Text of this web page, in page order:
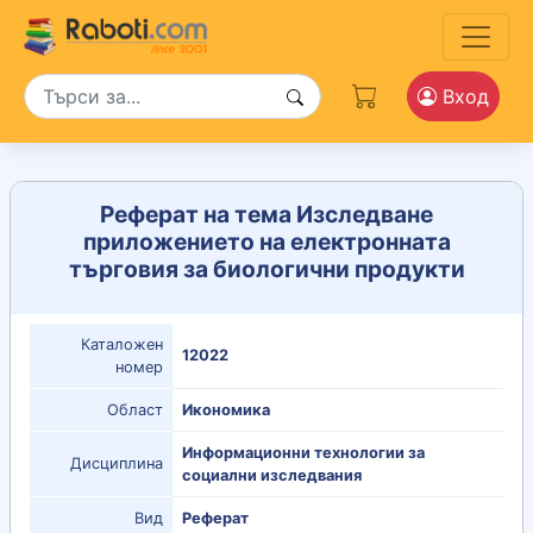
Вход
Реферат на тема Изследване
приложението на електронната
търговия за биологични продукти
Каталожен
номер
12022
Област Икономика
Дисциплина
Информационни технологии за
социални изследвания
Вид Реферат